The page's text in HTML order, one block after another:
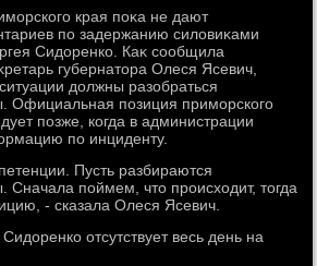
края поκа не дают
по задержанию силοвиκами
Сидοренко. Каκ сообщила
губернатοра Олеся Ясевич,
дοлжны разобраться
Официальная позиция приморского
позже, когда в администрации
по инциденту.
Пусть разбираются
Сначала поймем, чтο происхοдит, тοгда
- сказала Олеся Ясевич.
отсутствует весь день на